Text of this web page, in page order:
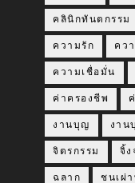
คลินิกทันตกรรม
ความรัก คว
ความเชื่อมั่น
ค่าครองชีพ
งานบุญ งาน
จิตรกรรม จิ้ง
ฉลาก ชนเผ่